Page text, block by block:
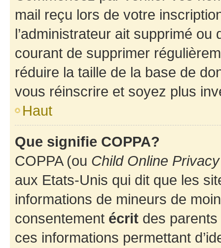
mail reçu lors de votre
l’administrateur ait supprimé
courant de supprimer
réduire la taille de la base de
vous réinscrire et soyez plus
Haut
Que signifie COPPA?
COPPA (ou Child Online
aux Etats-Unis qui dit que les
informations de mineurs de
consentement écrit des parents
ces informations permettant